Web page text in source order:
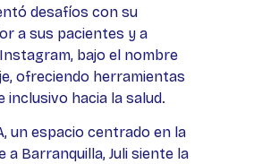
desafíos con su
a sus pacientes y a
bajo el nombre
ofreciendo herramientas
inclusivo hacia la salud.
un espacio centrado en la
Barranquilla, Juli siente la